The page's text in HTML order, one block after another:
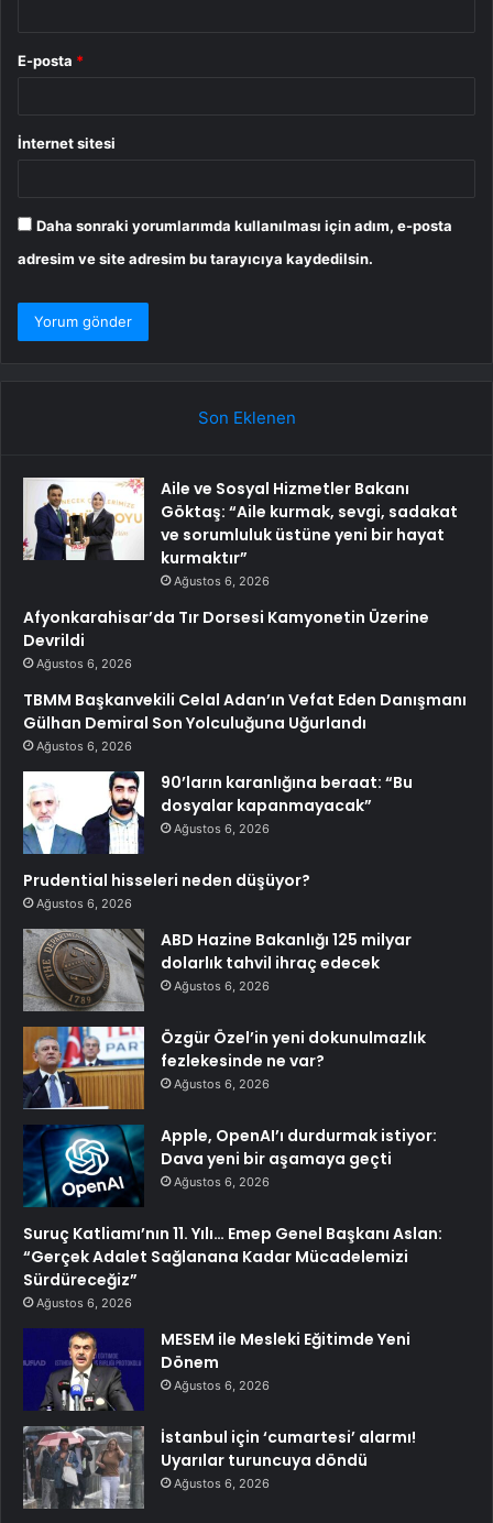
E-posta *
İnternet sitesi
Daha sonraki yorumlarımda kullanılması için adım, e-posta
adresim ve site adresim bu tarayıcıya kaydedilsin.
Son Eklenen
Aile ve Sosyal Hizmetler Bakanı
Göktaş: “Aile kurmak, sevgi, sadakat
ve sorumluluk üstüne yeni bir hayat
kurmaktır”
Ağustos 6, 2026
Afyonkarahisar’da Tır Dorsesi Kamyonetin Üzerine
Devrildi
Ağustos 6, 2026
TBMM Başkanvekili Celal Adan’ın Vefat Eden Danışmanı
Gülhan Demiral Son Yolculuğuna Uğurlandı
Ağustos 6, 2026
90’ların karanlığına beraat: “Bu
dosyalar kapanmayacak”
Ağustos 6, 2026
Prudential hisseleri neden düşüyor?
Ağustos 6, 2026
ABD Hazine Bakanlığı 125 milyar
dolarlık tahvil ihraç edecek
Ağustos 6, 2026
Özgür Özel’in yeni dokunulmazlık
fezlekesinde ne var?
Ağustos 6, 2026
Apple, OpenAI’ı durdurmak istiyor:
Dava yeni bir aşamaya geçti
Ağustos 6, 2026
Suruç Katliamı’nın 11. Yılı… Emep Genel Başkanı Aslan:
“Gerçek Adalet Sağlanana Kadar Mücadelemizi
Sürdüreceğiz”
Ağustos 6, 2026
MESEM ile Mesleki Eğitimde Yeni
Dönem
Ağustos 6, 2026
İstanbul için ‘cumartesi’ alarmı!
Uyarılar turuncuya döndü
Ağustos 6, 2026